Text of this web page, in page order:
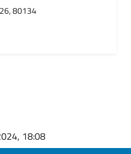
80134
18:08